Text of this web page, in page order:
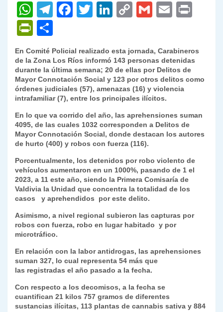
W
h
at
s
A
p
p
T
gr
a
m
F
e
b
o
o
k
T
er
Li
e
dI
n
C
y
Li
n
k
G
l
E
l
P
ri
nt
Fr
ie
dl
y
o
m
p
ar
tir
En Comité Policial realizado esta jornada, Carabineros
de la Zona Los Ríos informó 143 personas detenidas
durante la última semana; 20 de ellas por Delitos de
Mayor Connotación Social y 123 por otros delitos como
órdenes judiciales (57), amenazas (16) y violencia
intrafamiliar (7), entre los principales ilícitos.
En lo que va corrido del año, las aprehensiones suman
4095, de las cuales 1032 corresponden a Delitos de
Mayor Connotación Social, donde destacan los autores
de hurto (400) y robos con fuerza (116).
Porcentualmente, los detenidos por robo violento de
vehículos aumentaron en un 1000%, pasando de 1 el
2023, a 11 este año, siendo la Primera Comisaría de
Valdivia la Unidad que concentra la totalidad de los
casos y aprehendidos por este delito.
Asimismo, a nivel regional subieron las capturas por
robos con fuerza, robo en lugar habitado y por
microtráfico.
En relación con la labor antidrogas, las aprehensiones
suman 327, lo cual representa 54 más que
las registradas el año pasado a la fecha.
Con respecto a los decomisos, a la fecha se
cuantifican 21 kilos 757 gramos de diferentes
sustancias ilícitas, 113 plantas de cannabis sativa y 884